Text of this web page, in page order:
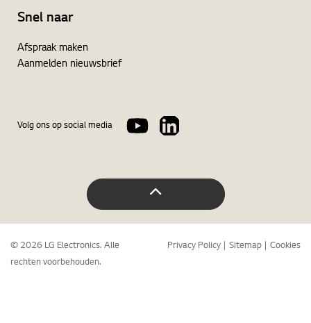
Snel naar
Afspraak maken
Aanmelden nieuwsbrief
Volg ons op social media
© 2026 LG Electronics. Alle
rechten voorbehouden.
Privacy Policy Sitemap Cookies